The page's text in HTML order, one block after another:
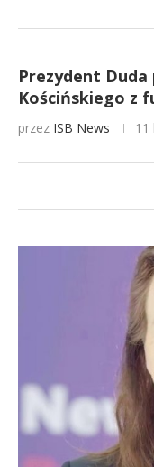
Prezydent Duda
Kościńskiego z
przez ISB News 11